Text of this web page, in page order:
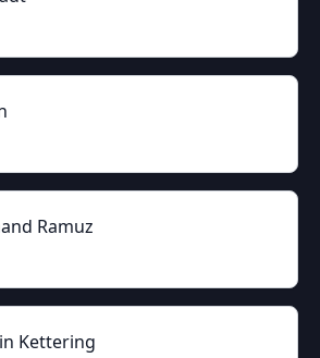
Ramuz
Kettering